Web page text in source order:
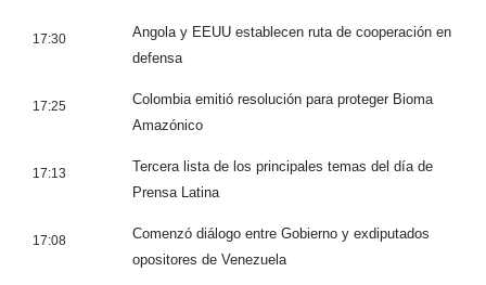
17:30
Angola y EEUU establecen ruta de cooperación en
defensa
17:25
Colombia emitió resolución para proteger Bioma
Amazónico
17:13
Tercera lista de los principales temas del día de
Prensa Latina
17:08
Comenzó diálogo entre Gobierno y exdiputados
opositores de Venezuela